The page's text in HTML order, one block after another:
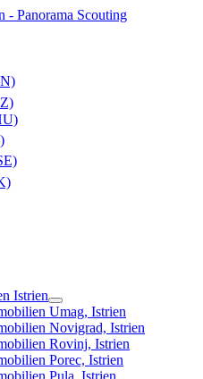
Istrien
Umag, Istrien
Novigrad, Istrien
Rovinj, Istrien
Porec, Istrien
Pula, Istrien